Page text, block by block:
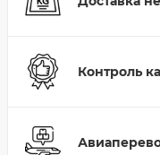
Контроль